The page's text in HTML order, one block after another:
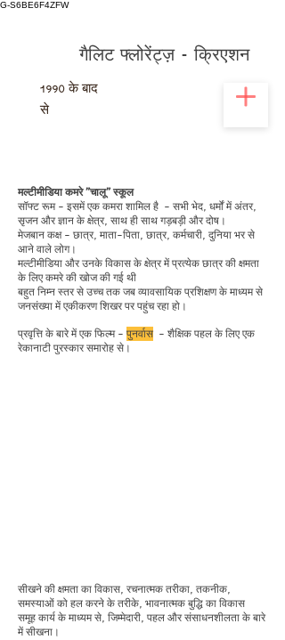
G-S6BE6F4ZFW
1990 के बाद
से
गैलिट फ्लोरेंट्ज़ - क्रिएशन
मल्टीमीडिया कमरे "चालू" स्कूल
सॉफ्ट रूम - इसमें एक कमरा शामिल है - सभी भेद, धर्मों में अंतर,
सृजन और ज्ञान के क्षेत्र, साथ ही साथ गड़बड़ी और दोष।
मेजबान कक्ष - छात्र, माता-पिता, छात्र, कर्मचारी, दुनिया भर से
आने वाले लोग।
मल्टीमीडिया और उनके विकास के क्षेत्र में प्रत्येक छात्र की क्षमता
के लिए कमरे की खोज की गई थी
बहुत निम्न स्तर से उच्च तक जब व्यावसायिक प्रशिक्षण के माध्यम से
जनसंख्या में एकीकरण शिखर पर पहुंच रहा हो।
प्रवृत्ति के बारे में एक फिल्म - पुनर्वास - शैक्षिक पहल के लिए एक
रेकानाटी पुरस्कार समारोह से।
सीखने की क्षमता का विकास, रचनात्मक तरीका, तकनीक,
समस्याओं को हल करने के तरीके, भावनात्मक बुद्धि का विकास
समूह कार्य के माध्यम से, जिम्मेदारी, पहल और संसाधनशीलता के बारे
में सीखना।